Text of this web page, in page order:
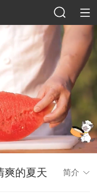
爽的夏天 简介